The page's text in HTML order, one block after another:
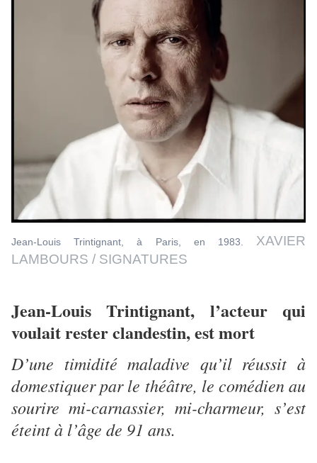
Jean-Louis Trintignant, à Paris, en 1983.
XAVIER
LAMBOURS / SIGNATURES
Jean-Louis Trintignant, l’acteur qui
voulait rester clandestin, est mort
D’une timidité maladive qu’il réussit à
domestiquer par le théâtre, le comédien au
sourire mi-carnassier, mi-charmeur, s’est
éteint à l’âge de 91 ans.